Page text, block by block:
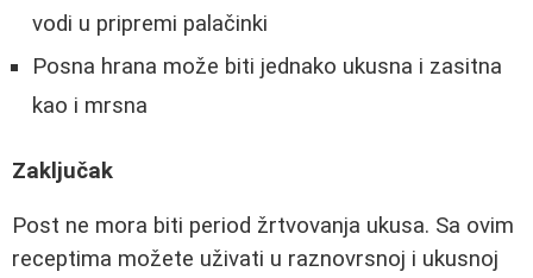
vodi u pripremi palačinki
Posna hrana može biti jednako ukusna i zasitna
kao i mrsna
Zaključak
Post ne mora biti period žrtvovanja ukusa. Sa ovim
receptima možete uživati u raznovrsnoj i ukusnoj